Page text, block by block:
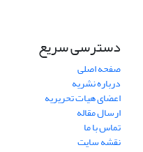
دسترسی سریع
صفحه اصلی
درباره نشریه
اعضای هیات تحریریه
ارسال مقاله
تماس با ما
نقشه سایت